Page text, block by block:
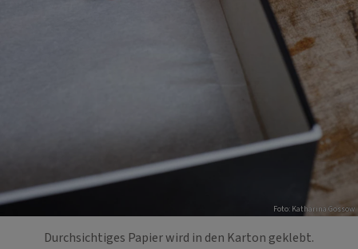
Foto: Katharina Gossow
Durchsichtiges Papier wird in den Karton geklebt.